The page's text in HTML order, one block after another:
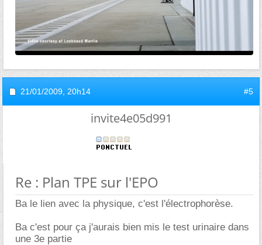
21/01/2009, 20h14 #5
invite4e05d991
Re : Plan TPE sur l'EPO
Ba le lien avec la physique, c'est l'électrophorèse.
Ba c'est pour ça j'aurais bien mis le test urinaire dans
une 3e partie